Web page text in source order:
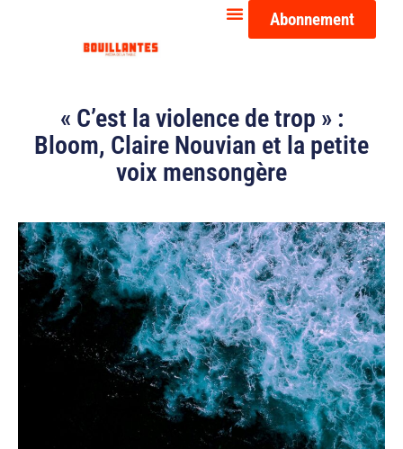
Abonnement
« C’est la violence de trop » :
Bloom, Claire Nouvian et la petite
voix mensongère